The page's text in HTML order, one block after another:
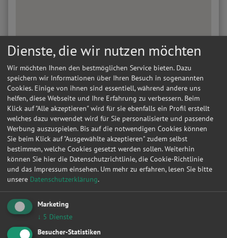
Kontakt
Ergün, Erciyaz
Obentrautstr. 21
Dienste, die wir nutzen möchten
Wir möchten Ihnen den bestmöglichen Service bieten. Dazu
speichern wir Informationen über Ihren Besuch in sogenannten
Cookies. Einige von ihnen sind essentiell, während andere uns
helfen, diese Webseite und Ihre Erfahrung zu verbessern. Beim
Klick auf "Alle akzeptieren" wird für sie ebenfalls ein Profil erstellt
welches dazu verwendet wird für Sie personalisierte und passende
Werbung auszuspielen. Bis auf die notwendigen Cookies können
Sie beim Klick auf "Ausgewählte akzeptieren" zudem selbst
bestimmen, welche Cookies gesetzt werden sollen. Weiterhin
können Sie hier die Datenschutzrichtlinie, die Cookie-Richtlinie
und das Impressum einsehen. Um mehr zu erfahren, lesen Sie bitte
unsere Datenschutzerklärung.
Marketing
↓ 5 Dienste
Besucher-Statistiken